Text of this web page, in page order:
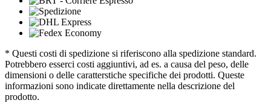
* Questi costi di spedizione si riferiscono alla spedizione standard.
Potrebbero esserci costi aggiuntivi, ad es. a causa del peso, delle
dimensioni o delle caratterstiche specifiche dei prodotti. Queste
informazioni sono indicate direttamente nella descrizione del
prodotto.